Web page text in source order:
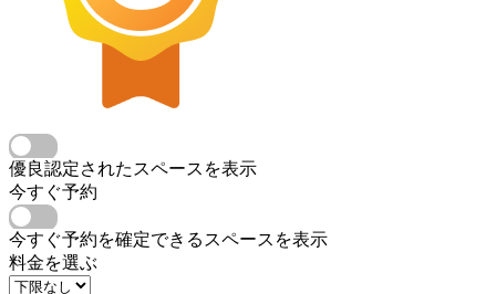
優良認定されたスペースを表示
今すぐ予約
今すぐ予約を確定できるスペースを表示
料金を選ぶ